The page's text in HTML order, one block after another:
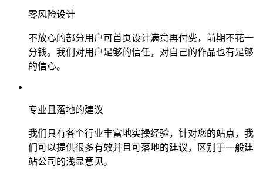
零风险设计
不放心的部分用户可首页设计满意再付费，前期不花一
分钱。我们对用户足够的信任，对自己的作品也有足够
的信心。
专业且落地的建议
我们具有各个行业丰富地实操经验，针对您的站点，我
们可以提供很多有效并且可落地的建议，区别于一般建
站公司的浅显意见。